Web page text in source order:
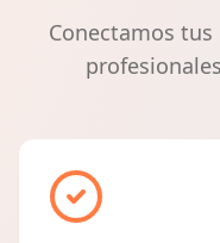
Conectamos